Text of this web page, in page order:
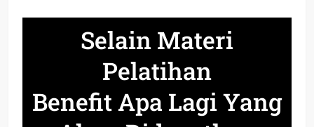
Selain Materi
Pelatihan
Benefit Apa Lagi Yang